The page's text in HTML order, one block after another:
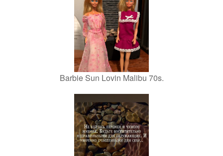
Barbie Sun Lovin Malibu 70s.